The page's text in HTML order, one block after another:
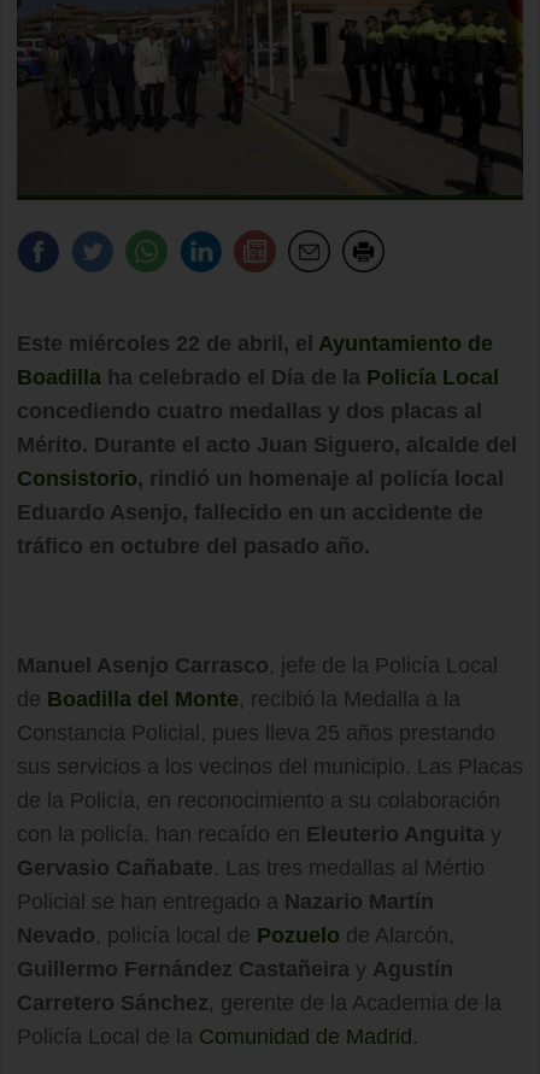
Este miércoles 22 de abril, el Ayuntamiento de
Boadilla ha celebrado el Día de la Policía Local
concediendo cuatro medallas y dos placas al
Mérito. Durante el acto Juan Siguero, alcalde del
Consistorio, rindió un homenaje al policía local
Eduardo Asenjo, fallecido en un accidente de
tráfico en octubre del pasado año.
Manuel Asenjo Carrasco, jefe de la Policía Local
de Boadilla del Monte, recibió la Medalla a la
Constancia Policial, pues lleva 25 años prestando
sus servicios a los vecinos del municipio. Las Placas
de la Policía, en reconocimiento a su colaboración
con la policía, han recaído en Eleuterio Anguita y
Gervasio Cañabate. Las tres medallas al Mértio
Policial se han entregado a Nazario Martín
Nevado, policía local de Pozuelo de Alarcón,
Guillermo Fernández Castañeira y Agustín
Carretero Sánchez, gerente de la Academia de la
Policía Local de la Comunidad de Madrid .